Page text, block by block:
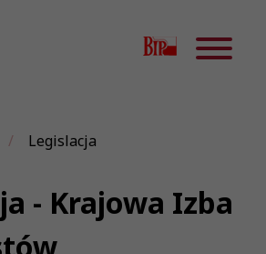
Legislacja
- Krajowa Izba